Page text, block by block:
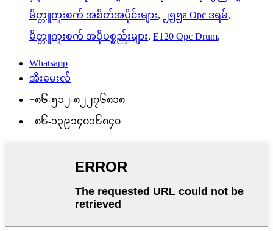
မိတ္တူကူးစက် အစိတ်အပိုင်းများ, ၂၅၅a Opc ဒရမ်,
မိတ္တူကူးစက် အပိုပစ္စည်းများ, E120 Opc Drum,
Whatsapp
အီးမေးလ်
+၈၆-၅၁၂-၈၂၂၇၆၈၁၈
+၈၆-၁၃၉၁၄၀၁၆၈၄၀